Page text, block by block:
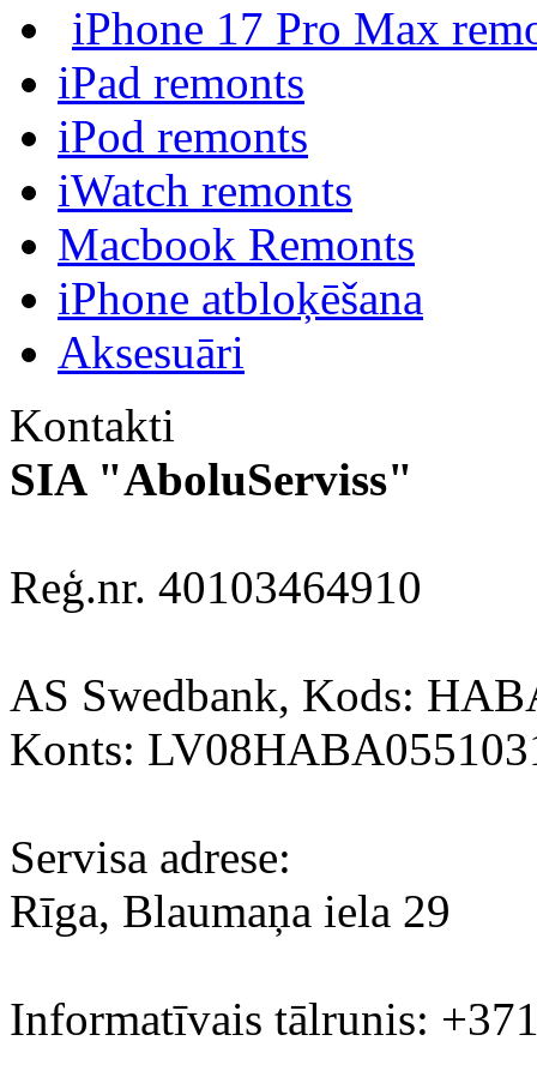
iPhone 17 Pro Max
iPad remonts
iPod remonts
iWatch remonts
Macbook Remonts
iPhone atbloķēšana
Aksesuāri
Kontakti
SIA "AboluServiss"
Reģ.nr. 40103464910
AS Swedbank, Kods:
Konts:
Servisa adrese:
Rīga, Blaumaņa iela 29
Informatīvais tālrunis: